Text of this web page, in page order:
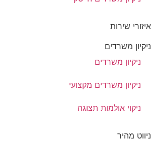
איזורי שירות
ניקיון משרדים
ניקיון משרדים
ניקיון משרדים מקצועי
ניקוי אולמות תצוגה
ניווט מהיר